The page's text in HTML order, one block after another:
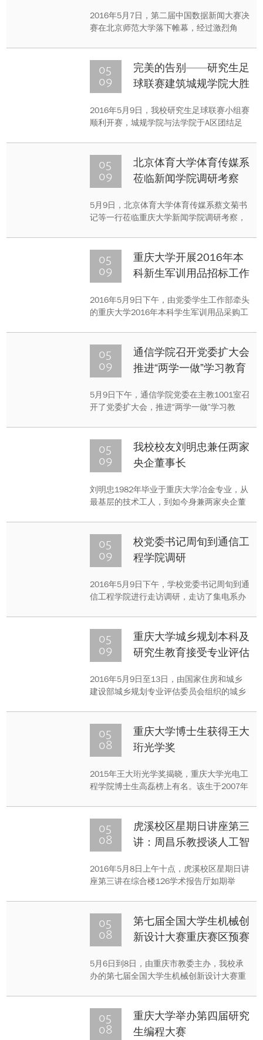
2016年5月7日，第二届中国数据新闻大赛决
赛在北京师范大学落下帷幕，经过激烈角
新闻作品《新丝路——新崛起的文化桥梁》
杀入决赛，并获得三等奖。此外，计算机学
院欧功畅、化学化工学院张思宁参与了作品
05
09
完美的告别——研究生足
球联赛建筑城规学院大胜
2016年5月9日，我校研究生足球联赛小组赛
顺利开赛，城规学院与法学院于A区团结足
离校，这场酣畅淋漓的比赛已然成就了一次
完美的告别，这支倾注了数代球员无数精力
的球队，必将在日后的绿茵场上继续绽放出
05
09
北京体育大学体育传媒系
莅临新闻学院调研考察
5月9日，北京体育大学体育传媒系蔡文菊书
记等一行莅临重庆大学新闻学院调研考察，
05
09
重庆大学开展2016年本
科新生军训用品招标工作
2016年5月9日下午，由党委学生工作部牵头
的重庆大学2016年本科学生军训用品采购工
05
09
通信学院召开党委扩大会
推进“两学一做”学习教育
5月9日下午，通信学院党委在主教1001室召
开了党委扩大会，推进“两学一做”学习教
05
09
我校校友刘明忠兼任两家
央企董事长
刘明忠1982年毕业于重庆大学冶金专业，从
最基层的技术工人，到如今身兼两家央企董
心和责任感，以及积极进取，勇于创新的精
神，也正是“耐劳苦、尚俭朴、勤学业、爱国
家”的重大精神体现。
05
09
校党委书记周旬到通信工
程学院调研
2016年5月9日下午，学校党委书记周旬到通
信工程学院进行走访调研，走访了集电系办
路设计联合实习基地、高性能集成电路重庆
市工程实验室。听取了学院总体情况、学科
调整、地方产业支撑、发展中的问题及党
05
09
重庆大学城乡规划本科及
研究生教育接受专业评估
2016年5月9日至13日，由国家住房和城乡
建设部城乡规划专业评估委员会组织的城乡
期5天视察评估。此次评估是重庆大学城乡
规划专业第四次接受评估。
05
08
重庆大学博士生获得王大
珩光学奖
2015年王大珩光学奖揭晓，重庆大学光电工
程学院博士生高磊榜上有名。该生于2007年
学金。
05
08
虎溪校区星期日讲座第三
讲：周昌乐教授谈人工智
2016年5月8日上午十点，虎溪校区星期日讲
座第三讲在综合楼126学术报告厅如期举
场《将芯比心——人类会被机器打败吗？》
的精彩讲座。
05
08
第七届全国大学生机械创
新设计大赛重庆赛区预赛
5月6日到8日，由重庆市教委主办，我校承
办的第七届全国大学生机械创新设计大赛重
05
08
重庆大学举办第四届研究
生编程大赛